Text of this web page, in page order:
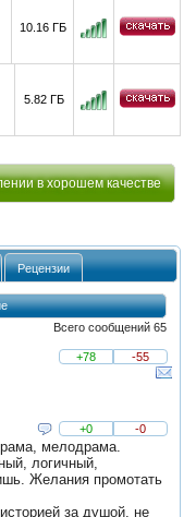
10.16 ГБ
5.82 ГБ
в хорошем качестве
Рецензии
Всего сообщений 65
+78
-55
+0 -0
мелодрама.
логичный,
Желания промотать
за душой, не